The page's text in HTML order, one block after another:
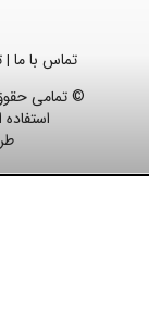
تماس با ما |
© تمامی